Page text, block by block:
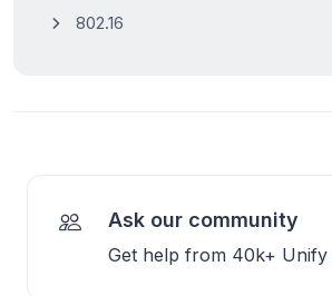
802.16
Ask our community
Get help from 40k+ Unify